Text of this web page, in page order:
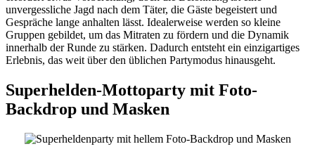
unvergessliche Jagd nach dem Täter, die Gäste begeistert und
Gespräche lange anhalten lässt. Idealerweise werden so kleine
Gruppen gebildet, um das Mitraten zu fördern und die Dynamik
innerhalb der Runde zu stärken. Dadurch entsteht ein einzigartiges
Erlebnis, das weit über den üblichen Partymodus hinausgeht.
Superhelden-Mottoparty mit Foto-
Backdrop und Masken